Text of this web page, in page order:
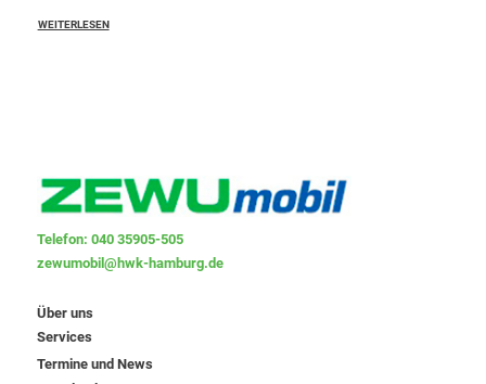
WEITERLESEN
Telefon: 040 35905-505
zewumobil@hwk-hamburg.de
Über uns
Services
Termine und News